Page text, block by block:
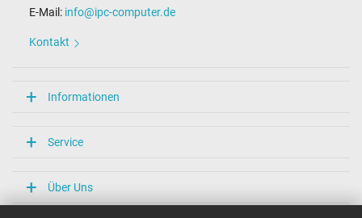
Länge / Breite / Höhe
Überlast-, kurzschluss- und überhitzungsgeschützt
CCC
PSE
E-Mail: info@ipc-computer.de
Kontakt
Informationen
Service
Über Uns